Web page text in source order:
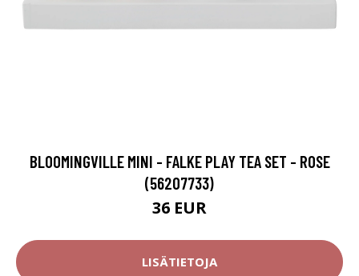
BLOOMINGVILLE MINI - FALKE PLAY TEA SET - ROSE
(56207733)
36 EUR
LISÄTIETOJA